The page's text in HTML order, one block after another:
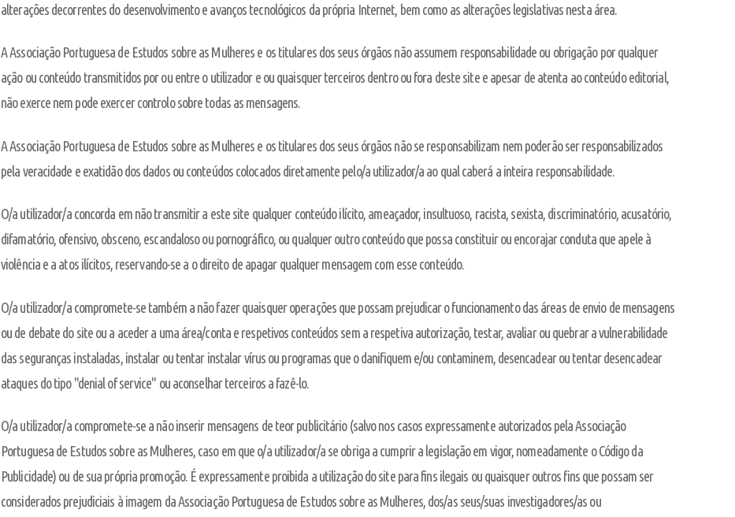
alterações decorrentes do desenvolvimento e avanços tecnológicos da própria Internet, bem como as alterações legislativas nesta área.
A Associação Portuguesa de Estudos sobre as Mulheres e os titulares dos seus órgãos não assumem responsabilidade ou obrigação por qualquer
ação ou conteúdo transmitidos por ou entre o utilizador e ou quaisquer terceiros dentro ou fora deste site e apesar de atenta ao conteúdo editorial,
não exerce nem pode exercer controlo sobre todas as mensagens.
A Associação Portuguesa de Estudos sobre as Mulheres e os titulares dos seus órgãos não se responsabilizam nem poderão ser responsabilizados
pela veracidade e exatidão dos dados ou conteúdos colocados diretamente pelo/a utilizador/a ao qual caberá a inteira responsabilidade.
O/a utilizador/a concorda em não transmitir a este site qualquer conteúdo ilícito, ameaçador, insultuoso, racista, sexista, discriminatório, acusatório,
difamatório, ofensivo, obsceno, escandaloso ou pornográfico, ou qualquer outro conteúdo que possa constituir ou encorajar conduta que apele à
violência e a atos ilícitos, reservando-se a o direito de apagar qualquer mensagem com esse conteúdo.
O/a utilizador/a compromete-se também a não fazer quaisquer operações que possam prejudicar o funcionamento das áreas de envio de mensagens
ou de debate do site ou a aceder a uma área/conta e respetivos conteúdos sem a respetiva autorização, testar, avaliar ou quebrar a vulnerabilidade
das seguranças instaladas, instalar ou tentar instalar vírus ou programas que o danifiquem e/ou contaminem, desencadear ou tentar desencadear
ataques do tipo "denial of service" ou aconselhar terceiros a fazê-lo.
O/a utilizador/a compromete-se a não inserir mensagens de teor publicitário (salvo nos casos expressamente autorizados pela Associação
Portuguesa de Estudos sobre as Mulheres, caso em que o/a utilizador/a se obriga a cumprir a legislação em vigor, nomeadamente o Código da
Publicidade) ou de sua própria promoção. É expressamente proibida a utilização do site para fins ilegais ou quaisquer outros fins que possam ser
considerados prejudiciais à imagem da Associação Portuguesa de Estudos sobre as Mulheres, dos/as seus/suas investigadores/as ou